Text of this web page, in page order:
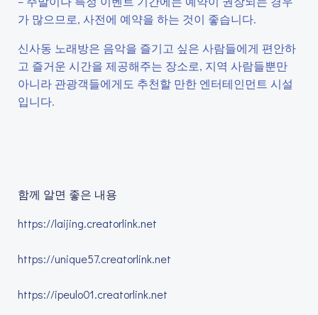
가 많으므로, 사전에 예약을 하는 것이 좋습니다.
신사동 노래방은 음악을 즐기고 싶은 사람들에게 편안하
고 즐거운 시간을 제공해주는 장소로, 지역 사람들뿐만
아니라 관광객들에게도 추천할 만한 엔터테인먼트 시설
입니다.
함께 알면 좋은 내용
https://laijing.creatorlink.net
https://unique57.creatorlink.net
https://ipeulo01.creatorlink.net